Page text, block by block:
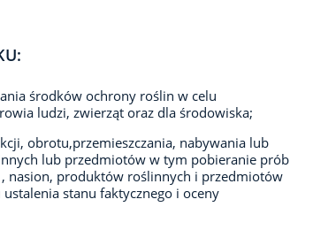
środków ochrony roślin w celu
ludzi, zwierząt oraz dla środowiska;
obrotu,przemieszczania, nabywania lub
lub przedmiotów w tym pobieranie prób
, nasion, produktów roślinnych i przedmiotów
stanu faktycznego i oceny